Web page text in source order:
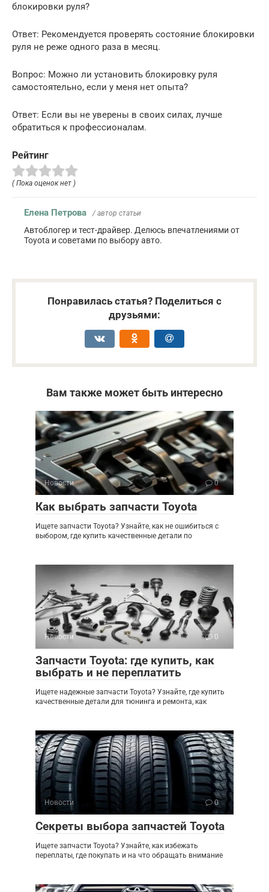
блокировки руля?
Ответ: Рекомендуется проверять состояние блокировки
руля не реже одного раза в месяц.
Вопрос: Можно ли установить блокировку руля
самостоятельно, если у меня нет опыта?
Ответ: Если вы не уверены в своих силах, лучше
обратиться к профессионалам.
Рейтинг
( Пока оценок нет )
Елена Петрова / автор статьи
Автоблогер и тест-драйвер. Делюсь впечатлениями от
Toyota и советами по выбору авто.
Понравилась статья? Поделиться с
друзьями:
Вам также может быть интересно
Новости 0
Как выбрать запчасти Toyota
Ищете запчасти Toyota? Узнайте, как не ошибиться с
выбором, где купить качественные детали по
Новости 0
Запчасти Toyota: где купить, как
выбрать и не переплатить
Ищете надежные запчасти Toyota? Узнайте, где купить
качественные детали для тюнинга и ремонта, как
Новости 0
Секреты выбора запчастей Toyota
Ищете запчасти Toyota? Узнайте, как избежать
переплаты, где покупать и на что обращать внимание